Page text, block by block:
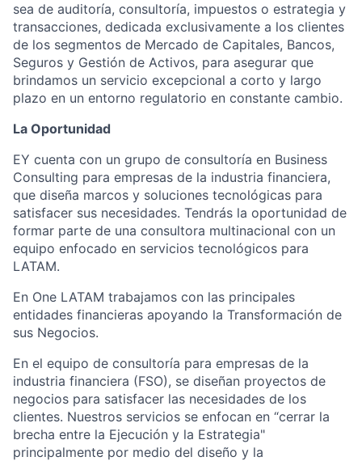
sea de auditoría, consultoría, impuestos o estrategia y
transacciones, dedicada exclusivamente a los clientes
de los segmentos de Mercado de Capitales, Bancos,
Seguros y Gestión de Activos, para asegurar que
brindamos un servicio excepcional a corto y largo
plazo en un entorno regulatorio en constante cambio.
La Oportunidad
EY cuenta con un grupo de consultoría en Business
Consulting para empresas de la industria financiera,
que diseña marcos y soluciones tecnológicas para
satisfacer sus necesidades. Tendrás la oportunidad de
formar parte de una consultora multinacional con un
equipo enfocado en servicios tecnológicos para
LATAM.
En One LATAM trabajamos con las principales
entidades financieras apoyando la Transformación de
sus Negocios.
En el equipo de consultoría para empresas de la
industria financiera (FSO), se diseñan proyectos de
negocios para satisfacer las necesidades de los
clientes. Nuestros servicios se enfocan en “cerrar la
brecha entre la Ejecución y la Estrategia"
principalmente por medio del diseño y la